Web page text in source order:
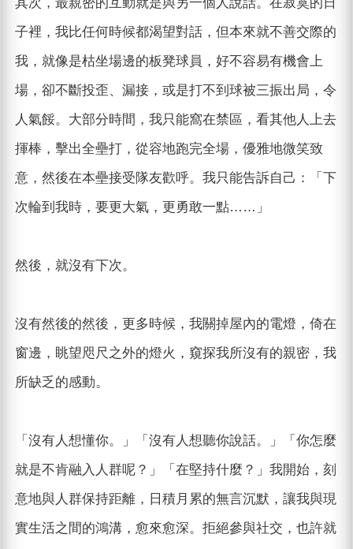
子裡，我比任何時候都渴望對話，但本來就不善交際的
我，就像是枯坐場邊的板凳球員，好不容易有機會上
場，卻不斷投歪、漏接，或是打不到球被三振出局，令
人氣餒。大部分時間，我只能窩在禁區，看其他人上去
揮棒，擊出全壘打，從容地跑完全場，優雅地微笑致
意，然後在本壘接受隊友歡呼。我只能告訴自己：「下
次輪到我時，要更大氣，更勇敢一點……」
然後，就沒有下次。
沒有然後的然後，更多時候，我關掉屋內的電燈，倚在
窗邊，眺望咫尺之外的燈火，窺探我所沒有的親密，我
所缺乏的感動。
「沒有人想懂你。」「沒有人想聽你說話。」「你怎麼
就是不肯融入人群呢？」「在堅持什麼？」我開始，刻
意地與人群保持距離，日積月累的無言沉默，讓我與現
實生活之間的鴻溝，愈來愈深。拒絕參與社交，也許就